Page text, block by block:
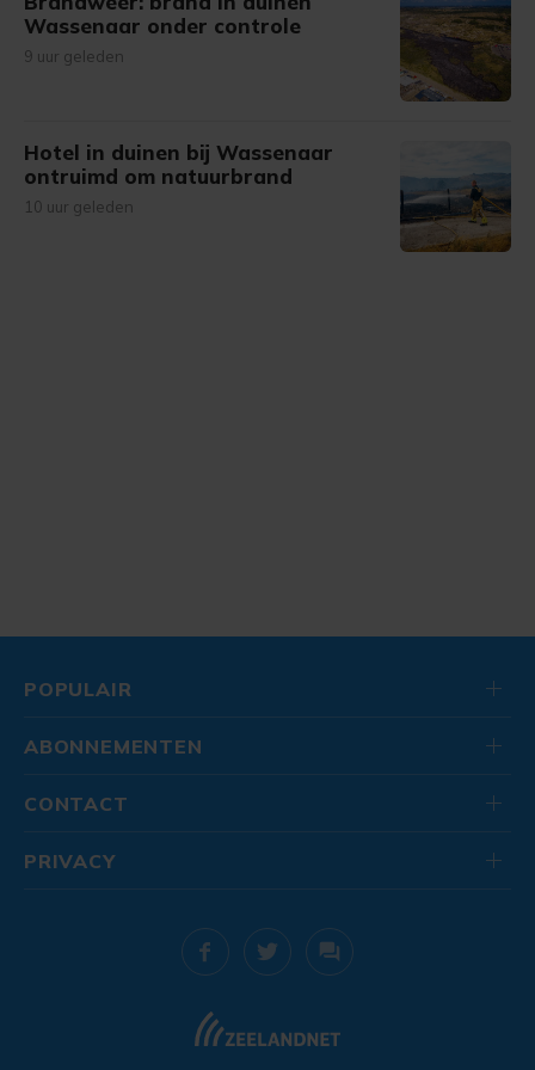
Wassenaar onder controle
9 uur geleden
Hotel in duinen bij Wassenaar
ontruimd om natuurbrand
10 uur geleden
POPULAIR
ABONNEMENTEN
CONTACT
PRIVACY